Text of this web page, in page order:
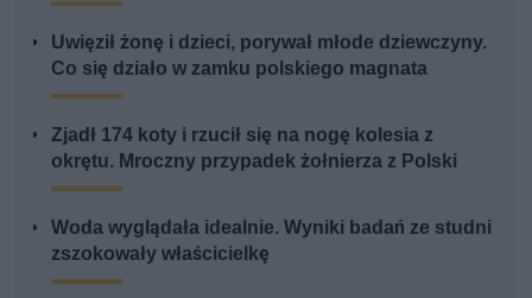
Uwięził żonę i dzieci, porywał młode dziewczyny.
Co się działo w zamku polskiego magnata
Zjadł 174 koty i rzucił się na nogę kolesia z
okrętu. Mroczny przypadek żołnierza z Polski
Woda wyglądała idealnie. Wyniki badań ze studni
zszokowały właścicielkę